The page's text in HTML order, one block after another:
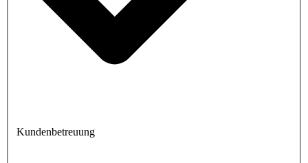
Kundenbetreuung